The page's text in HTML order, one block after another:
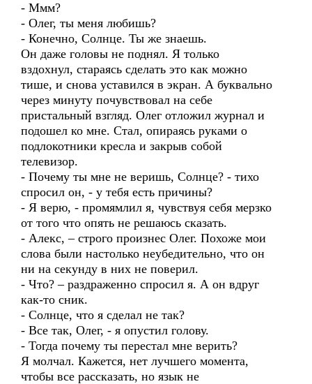
- Ммм?
- Олег, ты меня любишь?
- Конечно, Солнце. Ты же знаешь.
Он даже головы не поднял. Я только
вздохнул, стараясь сделать это как можно
тише, и снова уставился в экран. А буквально
через минуту почувствовал на себе
пристальный взгляд. Олег отложил журнал и
подошел ко мне. Стал, опираясь руками о
подлокотники кресла и закрыв собой
телевизор.
- Почему ты мне не веришь, Солнце? - тихо
спросил он, - у тебя есть причины?
- Я верю, - промямлил я, чувствуя себя мерзко
от того что опять не решаюсь сказать.
- Алекс, – строго произнес Олег. Похоже мои
слова были настолько неубедительно, что он
ни на секунду в них не поверил.
- Что? – раздраженно спросил я. А он вдруг
как-то сник.
- Солнце, что я сделал не так?
- Все так, Олег, - я опустил голову.
- Тогда почему ты перестал мне верить?
Я молчал. Кажется, нет лучшего момента,
чтобы все рассказать, но язык не